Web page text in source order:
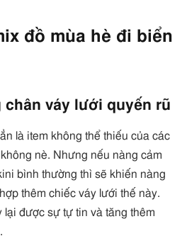
đồ mùa hè đi biển
chân váy lưới quyến rũ
là item không thể thiếu của các
nè. Nhưng nếu nàng cảm
bình thường thì sẽ khiến nàng
thêm chiếc váy lưới thế này.
lại được sự tự tin và tăng thêm